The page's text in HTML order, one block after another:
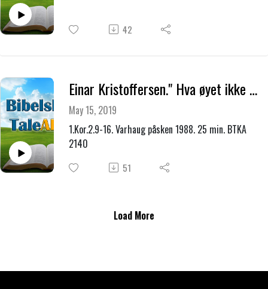
42
Einar Kristoffersen." Hva øyet ikke så- skitne filler."
May 15, 2019
1.Kor.2.9-16. Varhaug påsken 1988. 25 min. BTKA
2140
51
Load More